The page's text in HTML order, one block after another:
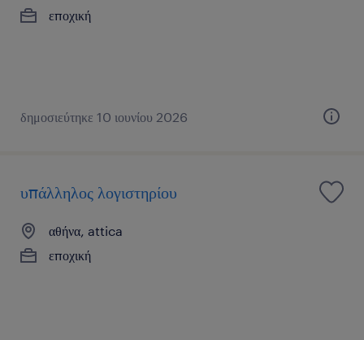
εποχική
δημοσιεύτηκε 10 ιουνίου 2026
υπάλληλος λογιστηρίου
αθήνα, attica
εποχική